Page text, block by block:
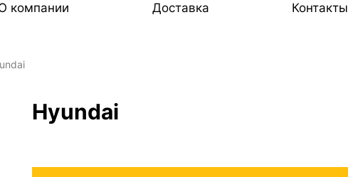
компании Доставка Контакты
Hyundai